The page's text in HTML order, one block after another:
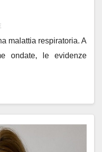
malattia respiratoria. A
ondate, le evidenze